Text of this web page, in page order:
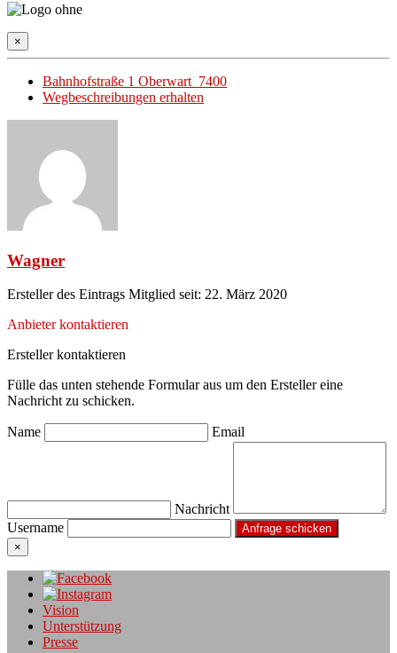
×
Bahnhofstraße 1 Oberwart 7400
Wegbeschreibungen erhalten
Wagner
Ersteller des Eintrags Mitglied seit: 22. März 2020
Anbieter kontaktieren
Ersteller kontaktieren
Fülle das unten stehende Formular aus um den Ersteller eine
Nachricht zu schicken.
Name Email
Nachricht
Username
×
Vision
Unterstützung
Presse